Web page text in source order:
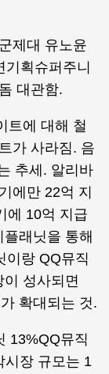
제대 유노윤
획슈퍼주니
대관함.
트에 대해 철
가 사라짐. 음
추세. 알리바
에만 22억 지
에 10억 지급
래닛을 통해
이랑 QQ뮤직
성사되면
확대되는 것.
13%QQ뮤직
시장 규모는 1